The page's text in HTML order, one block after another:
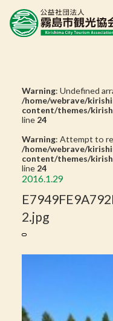
Warning: Undefined
/home/webrave/
content/themes/
line 24
Warning: Attempt to
/home/webrave/
content/themes/
line 24
2016.1.29
2.jpg